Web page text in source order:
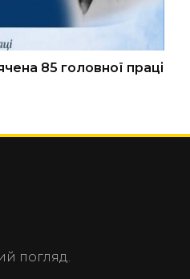
85 головної праці
погляд.